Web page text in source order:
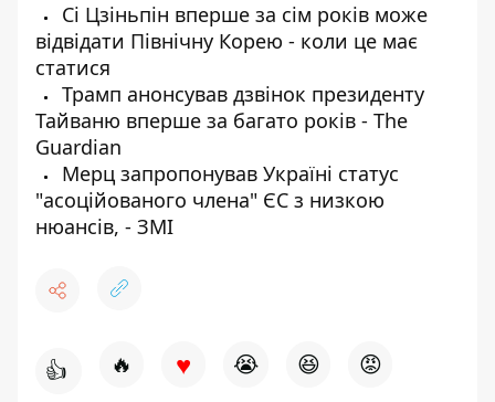
Сі Цзіньпін вперше за сім років може
відвідати Північну Корею - коли це має
статися
Трамп анонсував дзвінок президенту
Тайваню вперше за багато років - The
Guardian
Мерц запропонував Україні статус
"асоційованого члена" ЄС з низкою
нюансів, - ЗМІ
👍 🔥 ♥ 😭 😆 😡